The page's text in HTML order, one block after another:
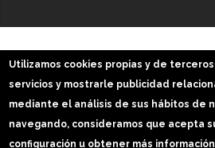
Imágenes slider: Freepik
Utilizamos cookies propias y de
servicios y mostrarle publicidad
mediante el análisis de sus hábitos de
navegando, consideramos que acepta
configuración u obtener más información